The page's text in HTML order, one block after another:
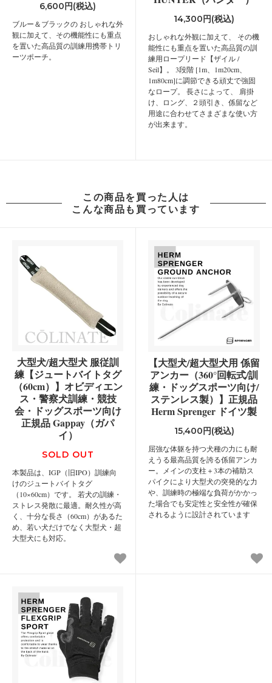
6,600円(税込)
ブルー＆ブラックの おしゃれな外
観に加えて、その機能性にも重点
を置いた高品質の訓練用携帯トリ
ーツポーチ。
14,300円(税込)
おしゃれな外観に加えて、 その機
能性にも重点を置いた高品質の訓
練用ロープリード【ザイル /
Seil】。 3段階 [1m、1m20cm、
1m80cm]に調節できる頑丈で強固
なロープ。 長さによって、 肩掛
け、ロング、２頭引き、係留など
用途に合わせてさまざまな使い方
が出来ます。
この商品を買った人は
こんな商品も買っています
大型犬/超大型犬 服従訓
練【ジュートバイトタグ
（60cm）】オビディエン
ス・警察犬訓練・競技
会・ドッグスポーツ向け
正規品 Gappay（ガパ
イ）
SOLD OUT
本製品は、IGP（旧IPO）訓練向
けのジュートバイトタグ
（10×60cm）です。 若犬の訓練・
ストレス発散に最適。耐久性が高
く、十分な長さ（60cm）があるた
め、若い犬だけでなく大型犬・超
大型犬にも対応。
【大型犬/超大型犬用 係留
アンカー（360°回転式/訓
練・ドッグスポーツ向け/
ステンレス製）】正規品
Herm Sprenger ドイツ製
15,400円(税込)
屈強な体躯を持つ犬種の力にも耐
えうる最高品質を誇る係留アンカ
ー。メインの支柱＋3本の補助ス
パイクにより大型犬の突発的な力
や、訓練時の極端な負荷がかかっ
た場合でも安定性と安全性が確保
されるように設計されています